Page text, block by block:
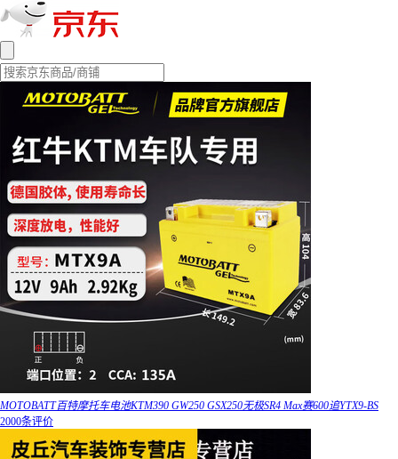
MOTOBATT百特摩托车电池KTM390 GW250 GSX250无极SR4 Max赛600追YTX9-BS
2000条评价